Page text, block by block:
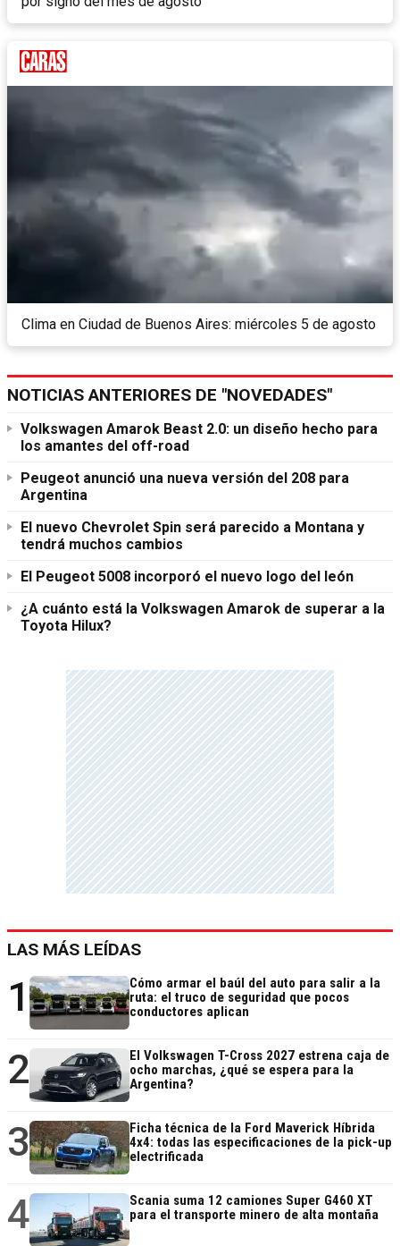
Clima en Ciudad de Buenos Aires: miércoles 5 de agosto
NOTICIAS ANTERIORES DE "NOVEDADES"
Volkswagen Amarok Beast 2.0: un diseño hecho para
los amantes del off-road
Peugeot anunció una nueva versión del 208 para
Argentina
El nuevo Chevrolet Spin será parecido a Montana y
tendrá muchos cambios
El Peugeot 5008 incorporó el nuevo logo del león
¿A cuánto está la Volkswagen Amarok de superar a la
Toyota Hilux?
LAS MÁS LEÍDAS
1
Cómo armar el baúl del auto para salir a la
ruta: el truco de seguridad que pocos
conductores aplican
2
El Volkswagen T-Cross 2027 estrena caja de
ocho marchas, ¿qué se espera para la
Argentina?
3
Ficha técnica de la Ford Maverick Híbrida
4x4: todas las especificaciones de la pick-up
electrificada
4
Scania suma 12 camiones Super G460 XT
para el transporte minero de alta montaña